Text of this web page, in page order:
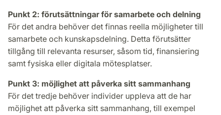
Punkt 2: förutsättningar för samarbete och delning
För det andra behöver det finnas reella möjligheter till
samarbete och kunskapsdelning. Detta förutsätter
tillgång till relevanta resurser, såsom tid, finansiering
samt fysiska eller digitala mötesplatser.
Punkt 3: möjlighet att påverka sitt sammanhang
För det tredje behöver individer uppleva att de har
möjlighet att påverka sitt sammanhang, till exempel